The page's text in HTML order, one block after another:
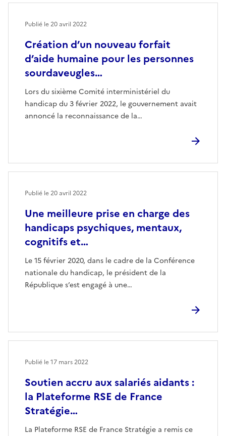
Création d’un nouveau forfait
d’aide humaine pour les personnes
sourdaveugles…
Lors du sixième Comité interministériel du
handicap du 3 février 2022, le gouvernement avait
annoncé la reconnaissance de la…
Publié le20 avril 2022
Une meilleure prise en charge des
handicaps psychiques, mentaux,
cognitifs et…
Le 15 février 2020, dans le cadre de la Conférence
nationale du handicap, le président de la
République s’est engagé à une…
Publié le20 avril 2022
Soutien accru aux salariés aidants :
la Plateforme RSE de France
Stratégie…
La Plateforme RSE de France Stratégie a remis ce
Publié le17 mars 2022